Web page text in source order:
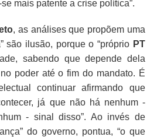
mais patente a crise política”.
, as análises que propõem uma
são ilusão, porque o “próprio PT
sabendo que depende dela
poder até o fim do mandato. É
continuar afirmando que
já que não há nenhum -
- sinal disso”. Ao invés de
do governo, pontua, “o que